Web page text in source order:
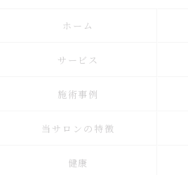
ホーム
サービス
施術事例
当サロンの特徴
健康